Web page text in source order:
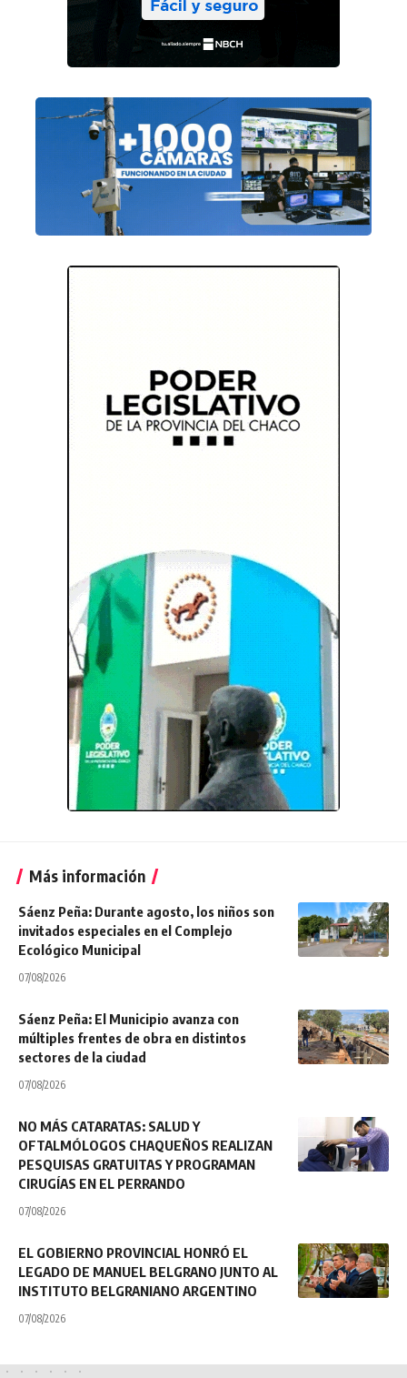
Más información
Sáenz Peña: Durante agosto, los niños son
invitados especiales en el Complejo
Ecológico Municipal
07/08/2026
Sáenz Peña: El Municipio avanza con
múltiples frentes de obra en distintos
sectores de la ciudad
07/08/2026
NO MÁS CATARATAS: SALUD Y
OFTALMÓLOGOS CHAQUEÑOS REALIZAN
PESQUISAS GRATUITAS Y PROGRAMAN
CIRUGÍAS EN EL PERRANDO
07/08/2026
EL GOBIERNO PROVINCIAL HONRÓ EL
LEGADO DE MANUEL BELGRANO JUNTO AL
INSTITUTO BELGRANIANO ARGENTINO
07/08/2026